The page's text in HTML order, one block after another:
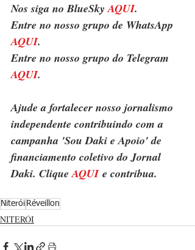
Nos siga no BlueSky AQUI.
Entre no nosso grupo de WhatsApp
AQUI.
Entre no nosso grupo do Telegram
AQUI.
Ajude a fortalecer nosso jornalismo
independente contribuindo com a
campanha 'Sou Daki e Apoio' de
financiamento coletivo do Jornal
Daki. Clique AQUI e contribua.
Niterói Réveillon
NITERÓI